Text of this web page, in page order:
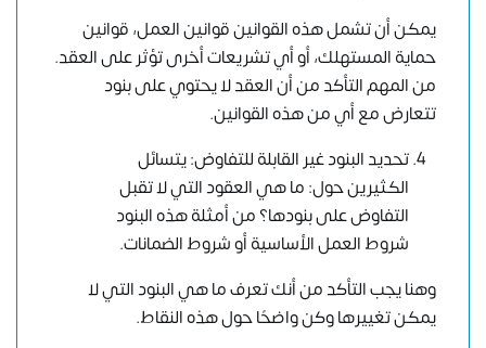
يمكن أن تشمل هذه القوانين قوانين العمل، قوانين
حماية المستهلك، أو أي تشريعات أخرى تؤثر على العقد.
من المهم التأكد من أن العقد لا يحتوي على بنود
تتعارض مع أي من هذه القوانين.
تحديد البنود غير القابلة للتفاوض: يتسائل
الكثيرين حول: ما هي العقود التي لا تقبل
التفاوض على بنودها؟ من أمثلة هذه البنود
شروط العمل الأساسية أو شروط الضمانات.
وهنا يجب التأكد من أنك تعرف ما هي البنود التي لا
يمكن تغييرها وكن واضحًا حول هذه النقاط.